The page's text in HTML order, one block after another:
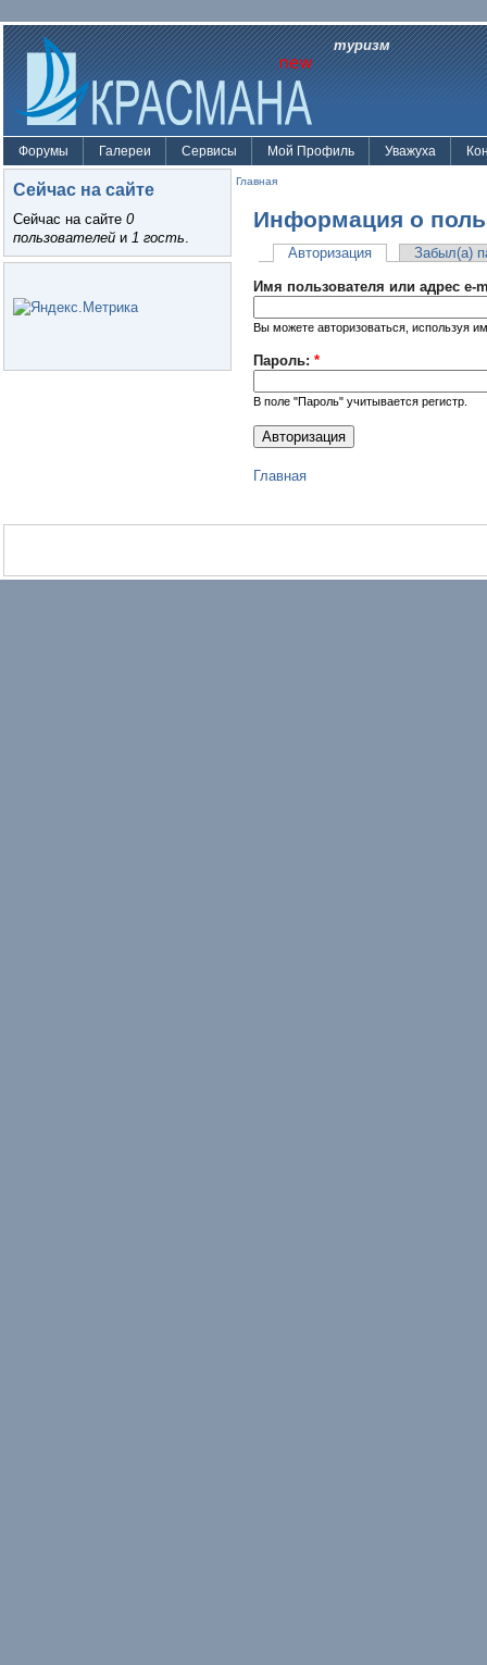
туризм
Форумы Галереи Сервисы Мой Профиль Уважуха
Сейчас на сайте
Сейчас на сайте 0
пользователей и 1 гость.
Главная
Информация о
Авторизация Забыл(а)
Имя пользователя или адрес e-
Вы можете авторизоваться, используя
Пароль: *
В поле "Пароль" учитывается регистр.
Главная